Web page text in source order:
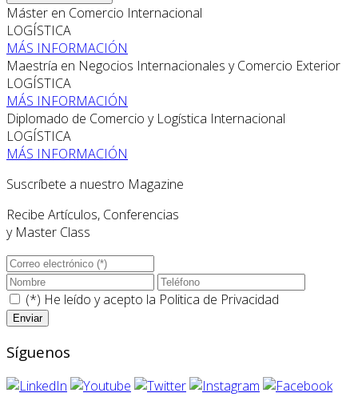
Máster en Comercio Internacional
LOGÍSTICA
MÁS INFORMACIÓN
Maestría en Negocios Internacionales y Comercio Exterior
LOGÍSTICA
MÁS INFORMACIÓN
Diplomado de Comercio y Logística Internacional
LOGÍSTICA
MÁS INFORMACIÓN
Suscríbete a nuestro Magazine
Recibe Artículos, Conferencias
y Master Class
(*) He leído y acepto la Politica de Privacidad
Síguenos